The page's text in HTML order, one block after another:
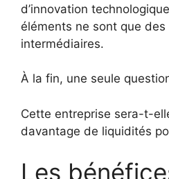
d’innovation
éléments ne sont que
intermédiaires.
À la fin, une seule
Cette entreprise sera-t-
davantage de liquidités
Les